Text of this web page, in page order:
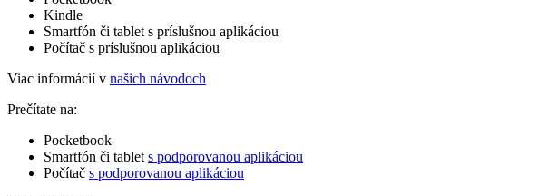
Kindle
Smartfón či tablet s príslušnou aplikáciou
Počítač s príslušnou aplikáciou
Viac informácií v našich návodoch
Prečítate na:
Pocketbook
Smartfón či tablet s podporovanou aplikáciou
Počítač s podporovanou aplikáciou